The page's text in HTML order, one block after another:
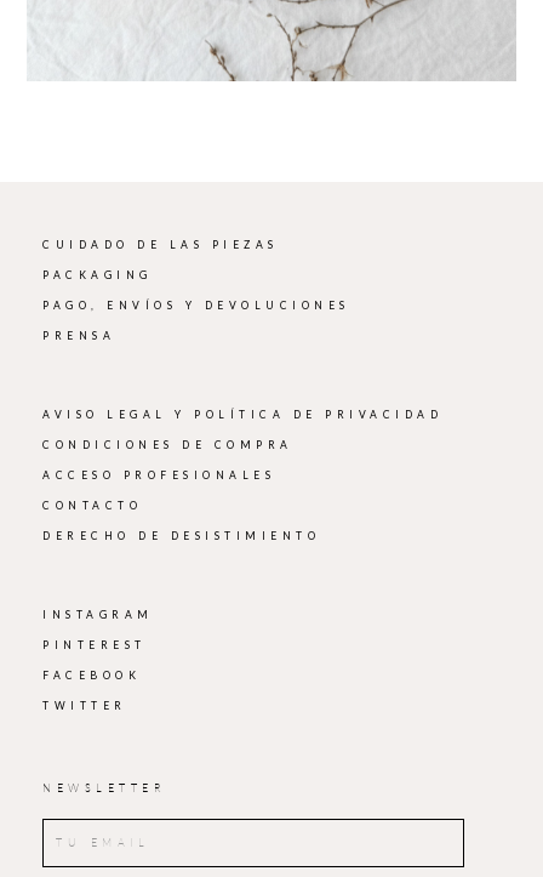
CUIDADO DE LAS PIEZAS
PACKAGING
PAGO, ENVÍOS Y DEVOLUCIONES
PRENSA
AVISO LEGAL Y POLÍTICA DE PRIVACIDAD
CONDICIONES DE COMPRA
ACCESO PROFESIONALES
CONTACTO
DERECHO DE DESISTIMIENTO
INSTAGRAM
PINTEREST
FACEBOOK
TWITTER
NEWSLETTER